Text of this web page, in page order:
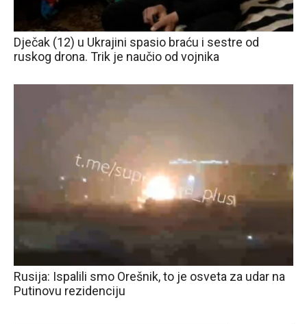
Dječak (12) u Ukrajini spasio braću i sestre od
ruskog drona. Trik je naučio od vojnika
Rusija: Ispalili smo Orešnik, to je osveta za udar na
Putinovu rezidenciju